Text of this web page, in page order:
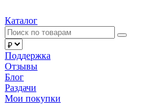
Каталог
Поддержка
Отзывы
Блог
Раздачи
Мои покупки